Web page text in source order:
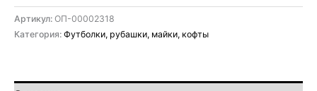
Артикул: ОП-00002318
Категория: Футболки, рубашки, майки, кофты